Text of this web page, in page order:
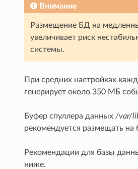
Внимание
Размещение БД на
увеличивает риск
системы.
При средних настройках
генерирует около 350 МБ
Буфер спуллера данных /var/
рекомендуется размещать на
Рекомендации для базы
ниже.